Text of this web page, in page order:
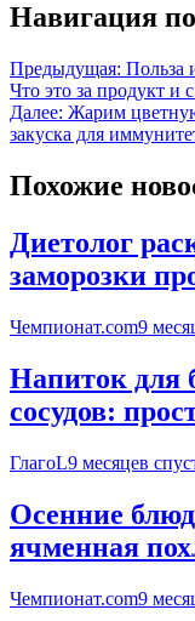
Навигация
Предыдущая: Польза
Что это за продукт и
Далее: Жарим
закуска для
Похожие
Диетолог
заморозки
Чемпионат.com9
Напиток для
сосудов:
ГлагоL9 месяцев
Осенние
ячменная
Чемпионат.com9